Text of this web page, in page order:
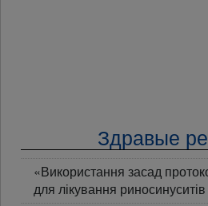
Здравые
«Використання засад
для лікування риносинуситів